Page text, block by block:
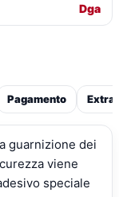
Dga
Pagamento Extra
guarnizione dei
viene
speciale